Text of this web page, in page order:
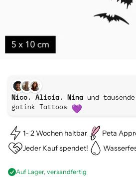
Nico, Alicia, Nina und
gotink Tattoos
1- 2 Wochen haltbar
Peta
Jeder Kauf spendet!
Auf Lager, versandfertig